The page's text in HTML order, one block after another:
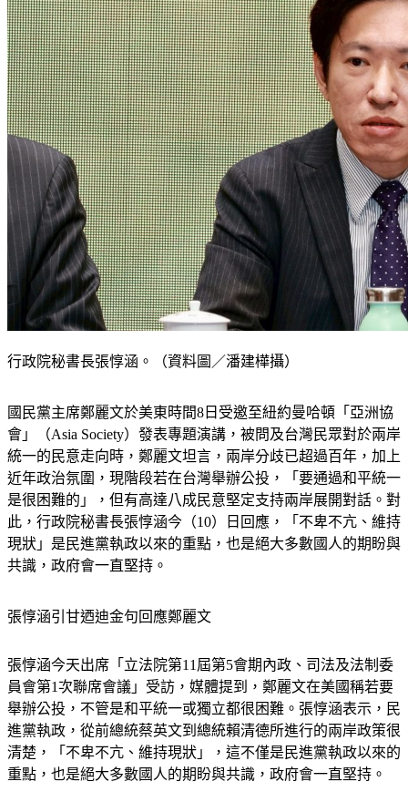
行政院秘書長張惇涵。（資料圖／潘建樺攝）
國民黨主席鄭麗文於美東時間8日受邀至紐約曼哈頓「亞洲協
會」（Asia Society）發表專題演講，被問及台灣民眾對於兩岸
統一的民意走向時，鄭麗文坦言，兩岸分歧已超過百年，加上
近年政治氛圍，現階段若在台灣舉辦公投，「要通過和平統一
是很困難的」，但有高達八成民意堅定支持兩岸展開對話。對
此，行政院秘書長張惇涵今（10）日回應，「不卑不亢、維持
現狀」是民進黨執政以來的重點，也是絕大多數國人的期盼與
共識，政府會一直堅持。
張惇涵引甘迺迪金句回應鄭麗文
張惇涵今天出席「立法院第11屆第5會期內政、司法及法制委
員會第1次聯席會議」受訪，媒體提到，鄭麗文在美國稱若要
舉辦公投，不管是和平統一或獨立都很困難。張惇涵表示，民
進黨執政，從前總統蔡英文到總統賴清德所進行的兩岸政策很
清楚，「不卑不亢、維持現狀」，這不僅是民進黨執政以來的
重點，也是絕大多數國人的期盼與共識，政府會一直堅持。